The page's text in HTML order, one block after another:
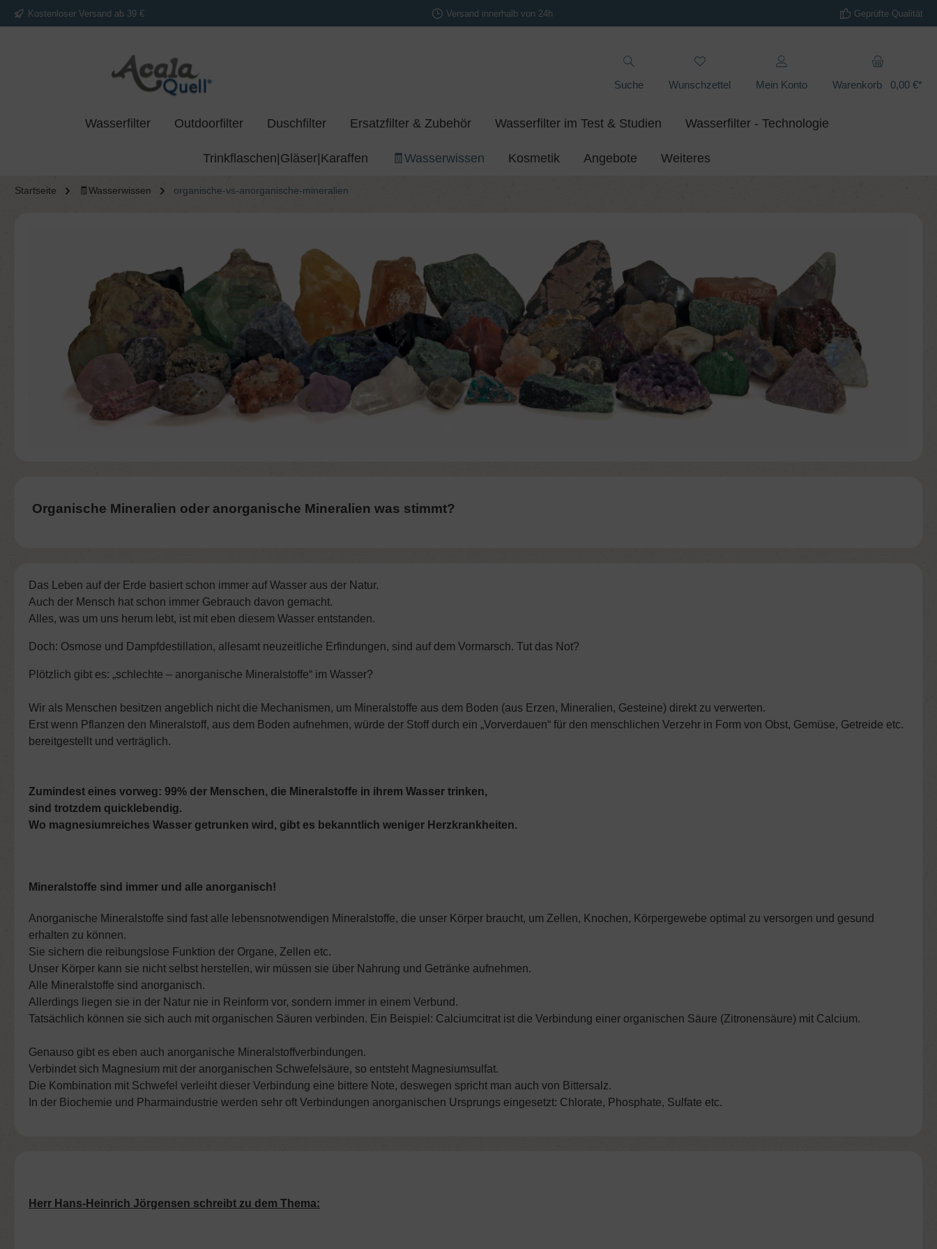
Zur Hauptnavigation springen
Kostenloser Versand ab 39 € Versand innerhalb von 24h Geprüfte Qualität
Suche Wunschzettel Mein Konto Warenkorb 0,00 €*
Wasserfilter Outdoorfilter Duschfilter Ersatzfilter & Zubehör Wasserfilter im Test & Studien Wasserfilter - Technologie
Trinkflaschen|Gläser|Karaffen 🧾Wasserwissen Kosmetik Angebote Weiteres
Startseite 🧾Wasserwissen organische-vs-anorganische-mineralien
Organische Mineralien oder anorganische Mineralien was stimmt?
Das Leben auf der Erde basiert schon immer auf Wasser aus der Natur.
Auch der Mensch hat schon immer Gebrauch davon gemacht.
Alles, was um uns herum lebt, ist mit eben diesem Wasser entstanden.
Doch: Osmose und Dampfdestillation, allesamt neuzeitliche Erfindungen, sind auf dem Vormarsch. Tut das Not?
Plötzlich gibt es: „schlechte – anorganische Mineralstoffe“ im Wasser?
Wir als Menschen besitzen angeblich nicht die Mechanismen, um Mineralstoffe aus dem Boden (aus Erzen, Mineralien, Gesteine) direkt zu verwerten.
Erst wenn Pflanzen den Mineralstoff, aus dem Boden aufnehmen, würde der Stoff durch ein „Vorverdauen“ für den menschlichen Verzehr in Form von Obst, Gemüse, Getreide etc.
bereitgestellt und verträglich.
Zumindest eines vorweg: 99% der Menschen, die Mineralstoffe in ihrem Wasser trinken,
sind trotzdem quicklebendig.
Wo magnesiumreiches Wasser getrunken wird, gibt es bekanntlich weniger Herzkrankheiten.
Mineralstoffe sind immer und alle anorganisch!
Anorganische Mineralstoffe sind fast alle lebensnotwendigen Mineralstoffe, die unser Körper braucht, um Zellen, Knochen, Körpergewebe optimal zu versorgen und gesund
erhalten zu können.
Sie sichern die reibungslose Funktion der Organe, Zellen etc.
Unser Körper kann sie nicht selbst herstellen, wir müssen sie über Nahrung und Getränke aufnehmen.
Alle Mineralstoffe sind anorganisch.
Allerdings liegen sie in der Natur nie in Reinform vor, sondern immer in einem Verbund.
Tatsächlich können sie sich auch mit organischen Säuren verbinden. Ein Beispiel: Calciumcitrat ist die Verbindung einer organischen Säure (Zitronensäure) mit Calcium.
Genauso gibt es eben auch anorganische Mineralstoffverbindungen.
Verbindet sich Magnesium mit der anorganischen Schwefelsäure, so entsteht Magnesiumsulfat.
Die Kombination mit Schwefel verleiht dieser Verbindung eine bittere Note, deswegen spricht man auch von Bittersalz.
In der Biochemie und Pharmaindustrie werden sehr oft Verbindungen anorganischen Ursprungs eingesetzt: Chlorate, Phosphate, Sulfate etc.
Herr Hans-Heinrich Jörgensen schreibt zu dem Thema: